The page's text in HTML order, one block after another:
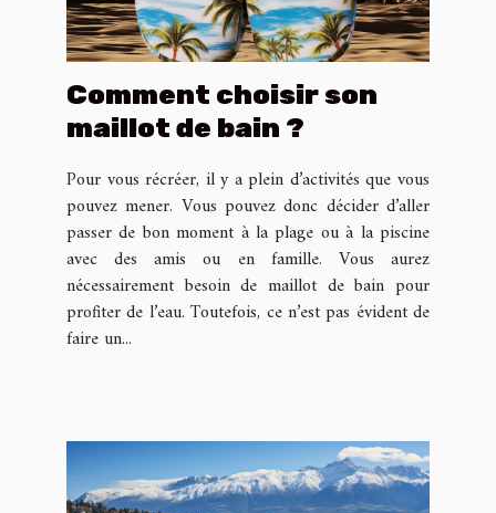
Comment choisir son
maillot de bain ?
Pour vous récréer, il y a plein d’activités que vous
pouvez mener. Vous pouvez donc décider d’aller
passer de bon moment à la plage ou à la piscine
avec des amis ou en famille. Vous aurez
nécessairement besoin de maillot de bain pour
profiter de l’eau. Toutefois, ce n’est pas évident de
faire un...